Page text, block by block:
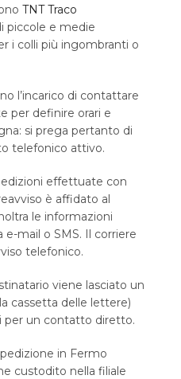
TNT Traco
piccole e medie
i colli più ingombranti o
l’incarico di contattare
per definire orari e
si prega pertanto di
telefonico attivo.
effettuate con
è affidato al
le informazioni
e-mail o SMS. Il corriere
telefonico.
viene lasciato un
cassetta delle lettere)
per un contatto diretto.
in Fermo
custodito nella filiale